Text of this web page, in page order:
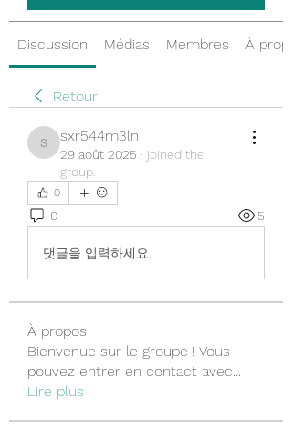
Discussion Médias Membres À
Retour
sxr544m3ln
sxr544m3ln
29 août 2025 · joined the
group.
0
0 5
댓글을 입력하세요.
À propos
Bienvenue sur le groupe ! Vous
pouvez entrer en contact avec...
Lire plus